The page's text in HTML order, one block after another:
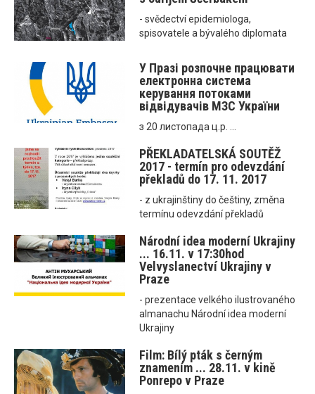
- svědectví epidemiologa,
spisovatele a bývalého diplomata
У Празі розпочне працювати
електронна система
керування потоками
відвідувачів МЗС України
з 20 листопада ц.р. ...
PŘEKLADATELSKÁ SOUTĚŽ
2017 - termín pro odevzdání
překladů do 17. 11. 2017
- z ukrajinštiny do češtiny, změna
termínu odevzdání překladů
Národní idea moderní Ukrajiny
... 16.11. v 17:30hod
Velvyslanectví Ukrajiny v
Praze
- prezentace velkého ilustrovaného
almanachu Národní idea moderní
Ukrajiny
Film: Bílý pták s černým
znamením ... 28.11. v kině
Ponrepo v Praze